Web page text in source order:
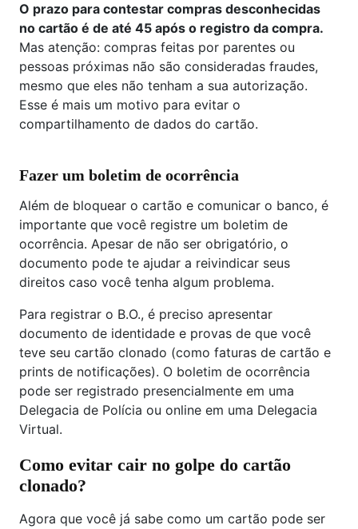
O prazo para contestar compras desconhecidas
no cartão é de até 45 após o registro da compra.
Mas atenção: compras feitas por parentes ou
pessoas próximas não são consideradas fraudes,
mesmo que eles não tenham a sua autorização.
Esse é mais um motivo para evitar o
compartilhamento de dados do cartão.
Fazer um boletim de ocorrência
Além de bloquear o cartão e comunicar o banco, é
importante que você registre um boletim de
ocorrência. Apesar de não ser obrigatório, o
documento pode te ajudar a reivindicar seus
direitos caso você tenha algum problema.
Para registrar o B.O., é preciso apresentar
documento de identidade e provas de que você
teve seu cartão clonado (como faturas de cartão e
prints de notificações). O boletim de ocorrência
pode ser registrado presencialmente em uma
Delegacia de Polícia ou online em uma Delegacia
Virtual.
Como evitar cair no golpe do cartão
clonado?
Agora que você já sabe como um cartão pode ser